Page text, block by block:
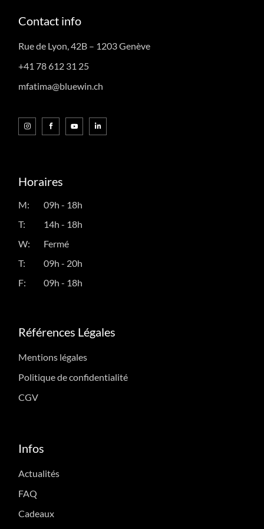
Contact info
Rue de Lyon, 42B – 1203 Genève
+41 78 612 31 25
mfatima@bluewin.ch
Horaires
M:
09h - 18h
T:
14h - 18h
W:
Fermé
T:
09h - 20h
F:
09h - 18h
Références Légales
Mentions légales
Politique de confidentialité
CGV
Infos
Actualités
FAQ
Cadeaux